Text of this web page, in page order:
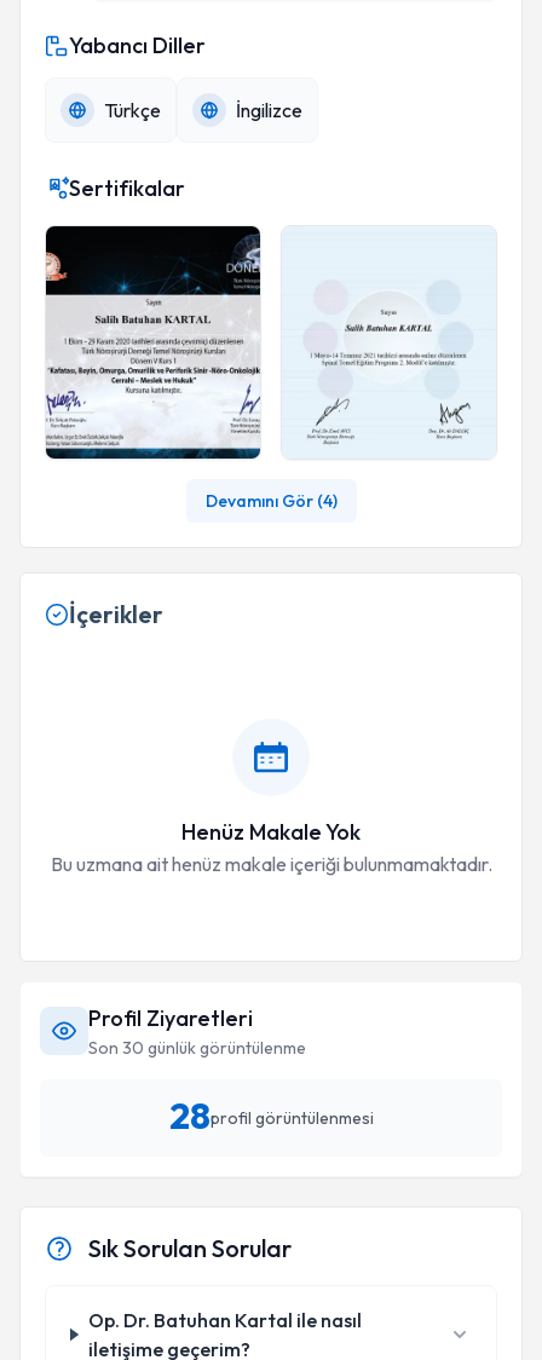
Yabancı Diller
Türkçe İngilizce
Sertifikalar
Devamını Gör (4)
İçerikler
Henüz Makale Yok
Bu uzmana ait henüz makale içeriği bulunmamaktadır.
Profil Ziyaretleri
Son 30 günlük görüntülenme
28profil görüntülenmesi
Sık Sorulan Sorular
Op. Dr. Batuhan Kartal ile nasıl
iletişime geçerim?